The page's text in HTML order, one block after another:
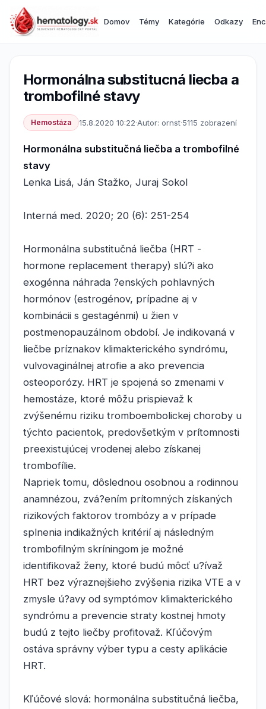
Domov Témy Kategórie Odkazy
Hormonálna substitucná liecba a
trombofilné stavy
Hemostáza 15.8.2020 10:22·Autor: ornst·5115 zobrazení
Hormonálna substitučná liečba a trombofilné
stavy
Lenka Lisá, Ján Stažko, Juraj Sokol
Interná med. 2020; 20 (6): 251-254
Hormonálna substitučná liečba (HRT -
hormone replacement therapy) slú?i ako
exogénna náhrada ?enských pohlavných
hormónov (estrogénov, prípadne aj v
kombinácii s gestagénmi) u žien v
postmenopauzálnom období. Je indikovaná v
liečbe príznakov klimakterického syndrómu,
vulvovaginálnej atrofie a ako prevencia
osteoporózy. HRT je spojená so zmenami v
hemostáze, ktoré môžu prispievaž k
zvýšenému riziku tromboembolickej choroby u
týchto pacientok, predovšetkým v prítomnosti
preexistujúcej vrodenej alebo získanej
trombofílie.
Napriek tomu, dôslednou osobnou a rodinnou
anamnézou, zvá?ením prítomných získaných
rizikových faktorov trombózy a v prípade
splnenia indikažných kritérií aj následným
trombofilným skríningom je možné
identifikovaž ženy, ktoré budú môcť u?ívaž
HRT bez výraznejšieho zvýšenia rizika VTE a v
zmysle ú?avy od symptómov klimakterického
syndrómu a prevencie straty kostnej hmoty
budú z tejto liečby profitovaž. Kľúčovým
ostáva správny výber typu a cesty aplikácie
HRT.
Kľúčové slová: hormonálna substitučná liečba,